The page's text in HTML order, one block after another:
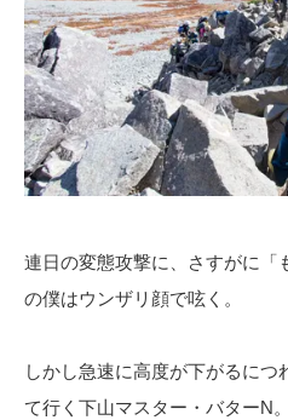
連日の変態攻撃に、さすがに
の僕はウンザリ顔で呟く。
しかし急速に高度が下がるにつ
て行く下山マスター・バターN。